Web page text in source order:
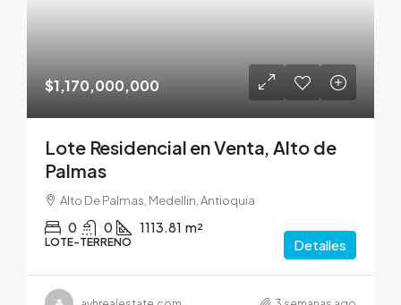
$1,170,000,000
Lote Residencial en Venta, Alto de
Palmas
Alto De Palmas, Medellín, Antioquia
0 0 1113.81 m²
LOTE-TERRENO Detalles